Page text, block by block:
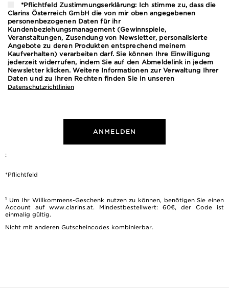
*Pflichtfeld Zustimmungserklärung: Ich stimme zu, dass die
Clarins Österreich GmbH die von mir oben angegebenen
personenbezogenen Daten für ihr
Kundenbeziehungsmanagement (Gewinnspiele,
Veranstaltungen, Zusendung von Newsletter, personalisierte
Angebote zu deren Produkten entsprechend meinem
Kaufverhalten) verarbeiten darf. Sie können Ihre Einwilligung
jederzeit widerrufen, indem Sie auf den Abmeldelink in jedem
Newsletter klicken. Weitere Informationen zur Verwaltung Ihrer
Daten und zu Ihren Rechten finden Sie in unseren
Datenschutzrichtlinien
ANMELDEN
:
*Pflichtfeld
1 Um Ihr Willkommens-Geschenk nutzen zu können, benötigen Sie einen
Account auf www.clarins.at. Mindestbestellwert: 60€, der Code ist
einmalig gültig.
Nicht mit anderen Gutscheincodes kombinierbar.